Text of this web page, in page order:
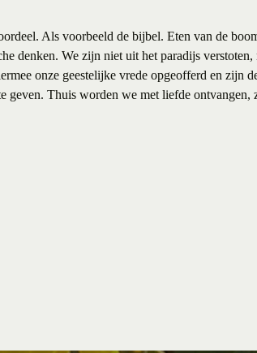
Als voorbeeld de bijbel. Eten van de
denken. We zijn niet uit het paradijs
onze geestelijke vrede opgeofferd en zijn
geven. Thuis worden we met liefde ontvangen,